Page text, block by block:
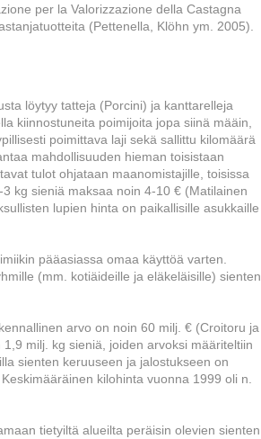
per la Valorizzazione della Castagna
(Pettenella, Klöhn ym. 2005).
löytyy tatteja (Porcini) ja kanttarelleja
kiinnostuneita poimijoita jopa siinä määin,
poimittava laji sekä sallittu kilomäärä
mahdollisuuden hieman toisistaan
tulot ohjataan maanomistajille, toisissa
kg sieniä maksaa noin 4-10 € (Matilainen
lupien hinta on paikallisille asukkaille
pääasiassa omaa käyttöä varten.
(mm. kotiäideille ja eläkeläisille) sienten
arvo on noin 60 milj. € (Croitoru ja
milj. kg sieniä, joiden arvoksi määriteltiin
sienten keruuseen ja jalostukseen on
kilohinta vuonna 1999 oli n.
tietyiltä alueilta peräisin olevien sienten